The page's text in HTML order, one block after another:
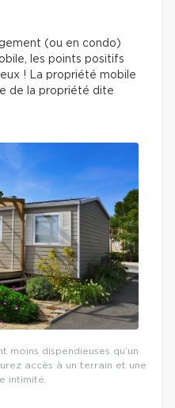
(ou en condo)
les points positifs
! La propriété mobile
de la propriété dite
moins dispendieuses qu’un
accès à un terrain et une
intimité.